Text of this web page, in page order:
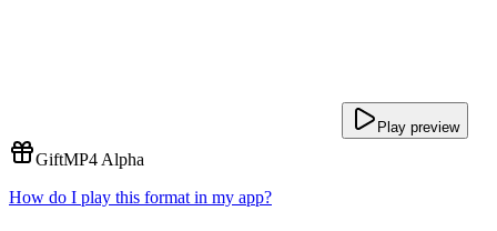
Play preview
GiftMP4 Alpha
How do I play this format in my app?